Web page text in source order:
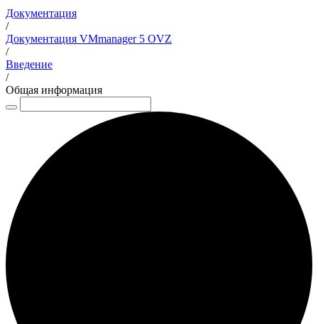
Документация
/
Документация VMmanager 5 OVZ
/
Введение
/
Общая информация